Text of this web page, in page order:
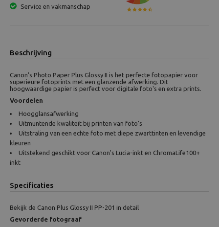
Service en vakmanschap
Beschrijving
Canon's Photo Paper Plus Glossy II is het perfecte fotopapier voor
superieure fotoprints met een glanzende afwerking. Dit
hoogwaardige papier is perfect voor digitale foto's en extra prints.
Voordelen
Hoogglansafwerking
Uitmuntende kwaliteit bij printen van foto's
Uitstraling van een echte foto met diepe zwarttinten en levendige
kleuren
Uitstekend geschikt voor Canon's Lucia-inkt en ChromaLife100+
inkt
Specificaties
Bekijk de Canon Plus Glossy II PP-201 in detail
Gevorderde fotograaf